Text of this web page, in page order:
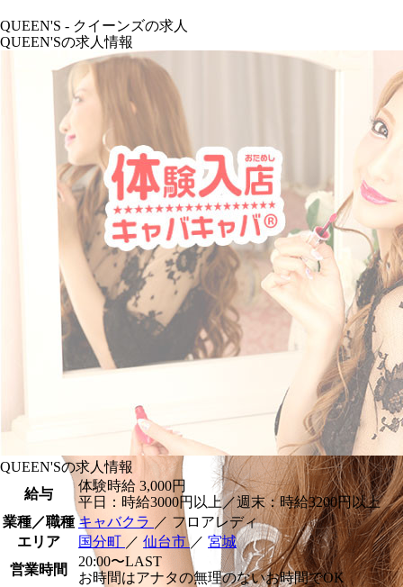
QUEEN'S - クイーンズの求人
QUEEN'Sの求人情報
QUEEN'Sの求人情報
給与
体験時給 3,000円
平日：時給3000円以上／週末：時給3200円以上
業種／職種 キャバクラ ／ フロアレディ
エリア
国分町 ／ 仙台市／ 宮城
営業時間
20:00〜LAST
お時間はアナタの無理のないお時間でOK